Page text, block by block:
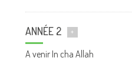
ANNÉE 2 +
A venir In cha Allah